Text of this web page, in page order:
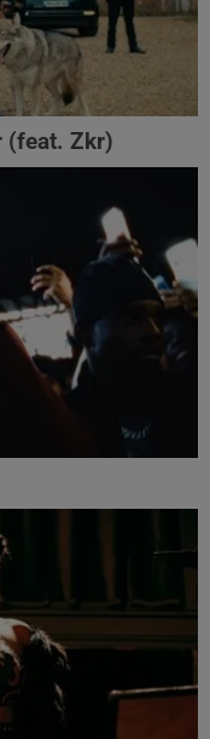
(feat. Zkr)